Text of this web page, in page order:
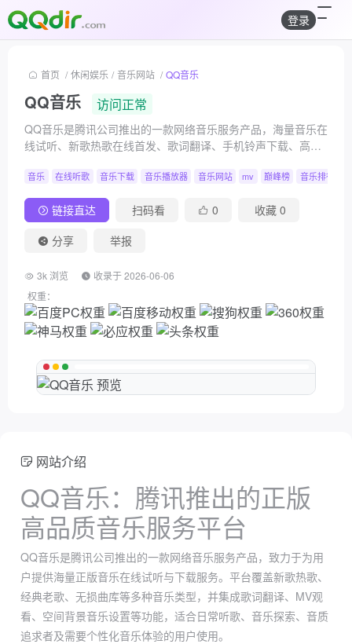
登录
首页 / 休闲娱乐 / 音乐网站 / QQ音乐
QQ音乐 访问正常
QQ音乐是腾讯公司推出的一款网络音乐服务产品，海量音乐在
线试听、新歌热歌在线首发、歌词翻译、手机铃声下载、高品
乐设置、MV观看等，是互联网音乐播放和下载的优选。
音乐 在线听歌 音乐下载 音乐播放器 音乐网站 mv 巅峰榜 音乐排行榜
链接直达 扫码看 0 收藏 0
分享
举报
3k 浏览
收录于 2026-06-06
权重：
网站介绍
QQ音乐：腾讯推出的正版
高品质音乐服务平台
QQ音乐是腾讯公司推出的一款网络音乐服务产品，致力于为用
户提供海量正版音乐在线试听与下载服务。平台覆盖新歌热歌、
经典老歌、无损曲库等多种音乐类型，并集成歌词翻译、MV观
看、空间背景音乐设置等功能，适合日常听歌、音乐探索、音质
追求者及需要个性化音乐体验的用户使用。